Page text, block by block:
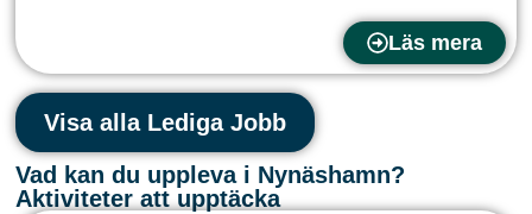
Läs mera
Visa alla Lediga Jobb
Vad kan du uppleva i Nynäshamn?
Aktiviteter att upptäcka